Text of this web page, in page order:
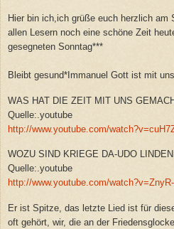
Hier bin ich,ich grüße euch herzlich am
allen Lesern noch eine schöne Zeit
gesegneten Sonntag***
Bleibt gesund*Immanuel Gott ist mit uns
WAS HAT DIE ZEIT MIT UNS
Quelle:.youtube
http://www.youtube.com/
WOZU SIND KRIEGE DA-UDO
Quelle:.youtube
http://www.youtube.com/
Er ist Spitze, das letzte Lied ist für
oft gehört, wir, die an der